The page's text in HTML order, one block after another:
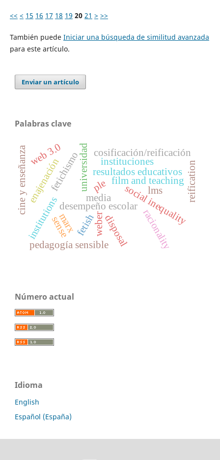
<< < 15 16 17 18 19 20 21 > >>
También puede Iniciar una búsqueda de similitud avanzada
para este artículo.
Enviar un artículo
Palabras clave
universidad
fetichismo resultados educativos
desempeño escolarsocial inequality
racionality
weber
institutions
instituciones
fetish disposal
reification
enajenación
cosificación/reificación
marx
media
film and teaching
cine y enseñanza ple lms
web 3.0
pedagogía sensible
sense
Número actual
Idioma
English
Español (España)